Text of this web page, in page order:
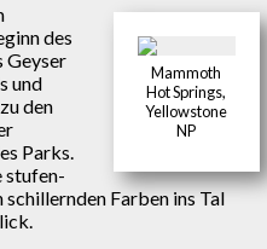
Mammoth
Hot Springs,
Yellowstone
NP
des
Geyser
und
den
Parks.
stufen-
Farben ins Tal